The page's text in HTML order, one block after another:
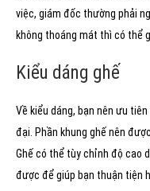
việc, giám đốc thường phải
không thoáng mát thì có thể
Kiểu dáng ghế
Về kiểu dáng, bạn nên ưu
đại. Phần khung ghế nên
Ghế có thể tùy chỉnh độ cao
được để giúp bạn thuận tiện